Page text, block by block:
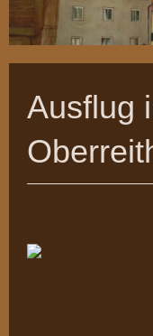
Ausflug